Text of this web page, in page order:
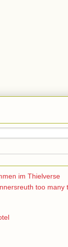
im Thielverse
too many